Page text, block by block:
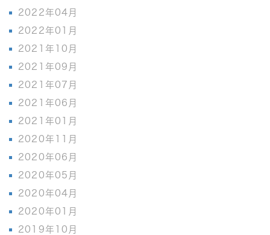
2022年04月
2022年01月
2021年10月
2021年09月
2021年07月
2021年06月
2021年01月
2020年11月
2020年06月
2020年05月
2020年04月
2020年01月
2019年10月